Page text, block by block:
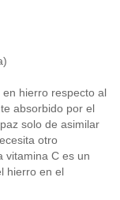
hierro respecto al
absorbido por el
solo de asimilar
otro
vitamina C es un
hierro en el